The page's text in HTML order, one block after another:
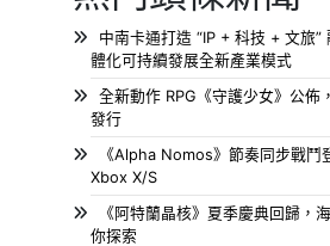
中南卡通打造 “IP + 科技 + 文旅
體化可持續發展全新產業模式
全新動作 RPG《守護少女》公佈
發行
《Alpha Nomos》節奏同步戰
Xbox X/S
《阿特蘭晶核》夏季慶典回歸，
你探索